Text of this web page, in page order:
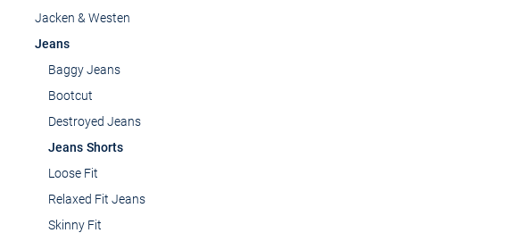
Jacken & Westen
Jeans
Baggy Jeans
Bootcut
Destroyed Jeans
Jeans Shorts
Loose Fit
Relaxed Fit Jeans
Skinny Fit